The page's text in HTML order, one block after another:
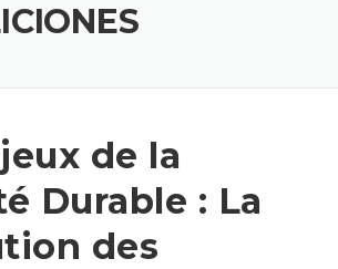
de la
Durable : La
des